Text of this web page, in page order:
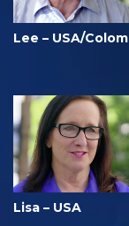
Lee – USA/
Lisa – USA